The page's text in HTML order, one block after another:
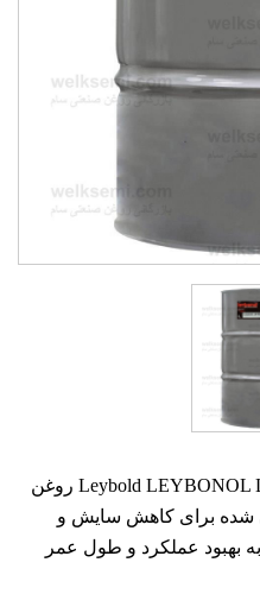
روغن لیبولد Leybold LEYBONOL LVO 130 Mineral Oil روغن
شده برای کاهش سایش و
بهبود عملکرد و طول عمر